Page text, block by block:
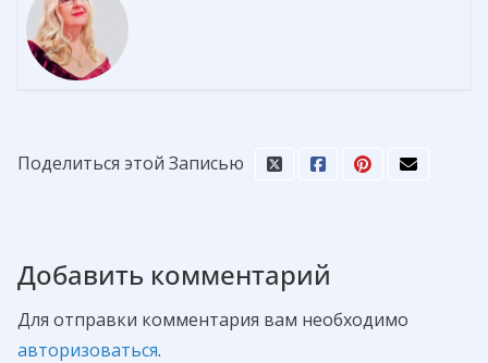
Поделиться этой Записью
Добавить комментарий
Для отправки комментария вам необходимо
авторизоваться.